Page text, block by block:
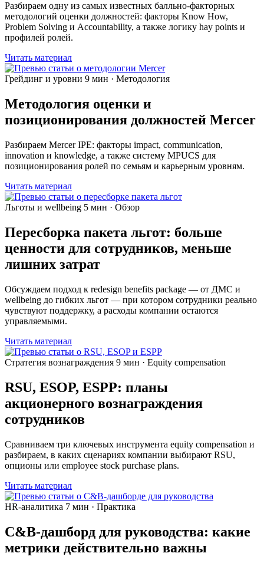
Разбираем одну из самых известных балльно-факторных
методологий оценки должностей: факторы Know How,
Problem Solving и Accountability, а также логику hay points и
профилей ролей.
Читать материал
Грейдинг и уровни 9 мин · Методология
Методология оценки и
позиционирования должностей Mercer
Разбираем Mercer IPE: факторы impact, communication,
innovation и knowledge, а также систему MPUCS для
позиционирования ролей по семьям и карьерным уровням.
Читать материал
Льготы и wellbeing 5 мин · Обзор
Пересборка пакета льгот: больше
ценности для сотрудников, меньше
лишних затрат
Обсуждаем подход к redesign benefits package — от ДМС и
wellbeing до гибких льгот — при котором сотрудники реально
чувствуют поддержку, а расходы компании остаются
управляемыми.
Читать материал
Стратегия вознаграждения 9 мин · Equity compensation
RSU, ESOP, ESPP: планы
акционерного вознаграждения
сотрудников
Сравниваем три ключевых инструмента equity compensation и
разбираем, в каких сценариях компании выбирают RSU,
опционы или employee stock purchase plans.
Читать материал
HR-аналитика 7 мин · Практика
C&B‑дашборд для руководства: какие
метрики действительно важны